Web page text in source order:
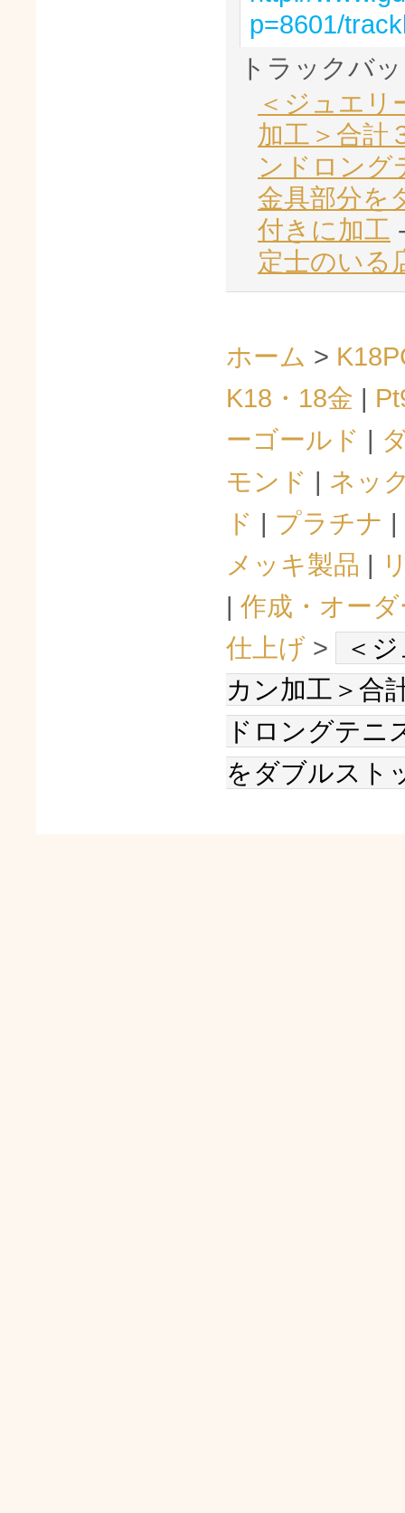
p=8601/
トラックバ
＜ジュエリ
加工＞合計
ンドロング
金具部分を
付きに加工
定士のいる
ホーム >
K18・18金 |
ーゴールド |
モンド | ネッ
ド | プラチナ |
メッキ製品 |
| 作成・オーダ
仕上げ >
＜
カン加工＞合
ドロングテニ
をダブルスト